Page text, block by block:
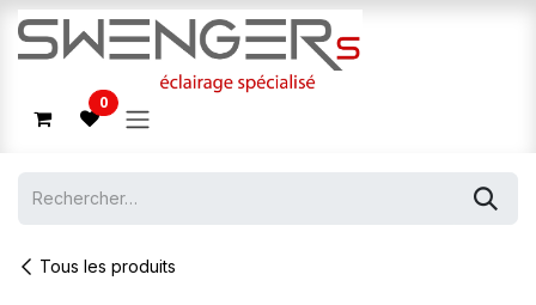
Se rendre au contenu
0
Tous les produits